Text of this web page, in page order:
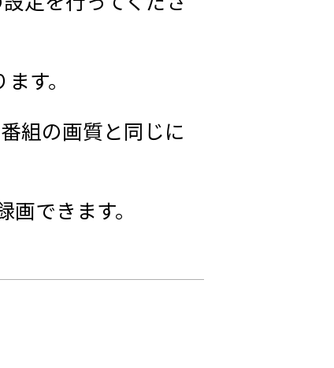
す。
組の画質と同じに
できます。